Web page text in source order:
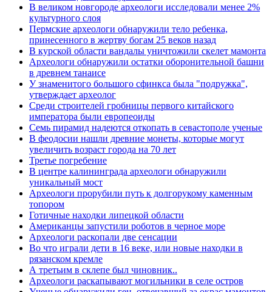
В великом новгороде археологи исследовали менее 2%
культурного слоя
Пермские археологи обнаружили тело ребенка,
принесенного в жертву богам 25 веков назад
В курской области вандалы уничтожили скелет мамонта
Археологи обнаружили остатки оборонительной башни
в древнем танаисе
У знаменитого большого сфинкса была "подружка",
утверждает археолог
Среди строителей гробницы первого китайского
императора были европеоиды
Семь пирамид надеются откопать в севастополе ученые
В феодосии нашли древние монеты, которые могут
увеличить возраст города на 70 лет
Третье погребение
В центре калининграда археологи обнаружили
уникальный мост
Археологи прорубили путь к долгорукому каменным
топором
Готичные находки липецкой области
Американцы запустили роботов в черное море
Археологи раскопали две сенсации
Во что играли дети в 16 веке, или новые находки в
рязанском кремле
А третьим в склепе был чиновник..
Археологи раскапывают могильники в селе остров